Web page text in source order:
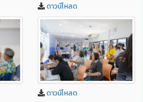
ดาวน์โหลด
ดาวน์โหลด